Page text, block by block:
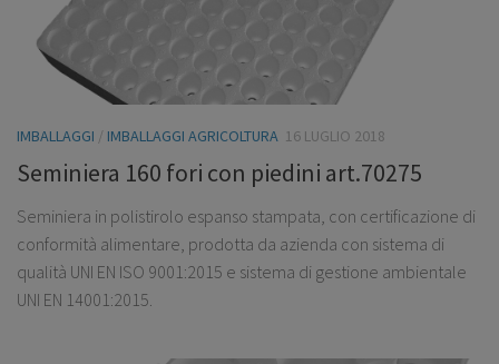
IMBALLAGGI / IMBALLAGGI AGRICOLTURA 16 LUGLIO 2018
Seminiera 160 fori con piedini art.70275
Seminiera in polistirolo espanso stampata, con certificazione di
conformità alimentare, prodotta da azienda con sistema di
qualità UNI EN ISO 9001:2015 e sistema di gestione ambientale
UNI EN 14001:2015.